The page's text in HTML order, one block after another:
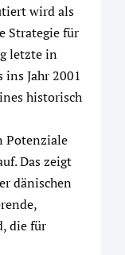
wird als
Strategie für
letzte in
Jahr 2001
historisch
Potenziale
Das zeigt
dänischen
die für